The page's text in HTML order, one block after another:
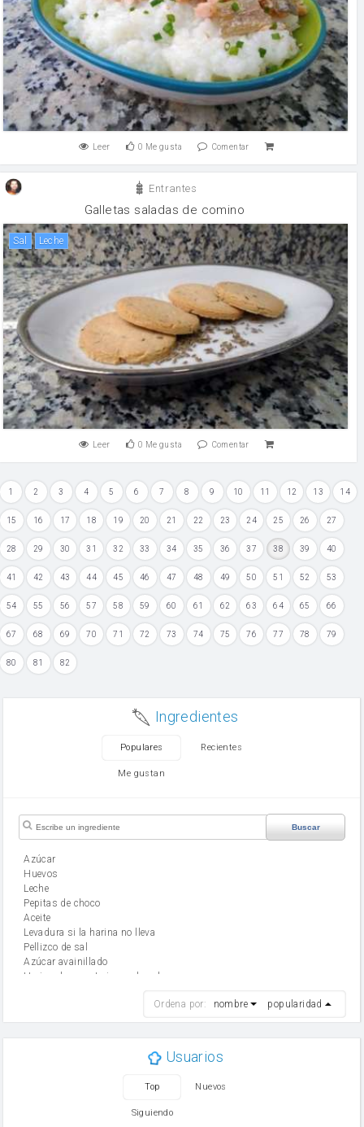
Leer 0 Me gusta Comentar
Entrantes
Galletas saladas de comino
sal leche
Leer 0 Me gusta Comentar
1 2 3 4 5 6 7 8 9 10 11 12 13 14
15 16 17 18 19 20 21 22 23 24 25 26 27
28 29 30 31 32 33 34 35 36 37 38 39 40
41 42 43 44 45 46 47 48 49 50 51 52 53
54 55 56 57 58 59 60 61 62 63 64 65 66
67 68 69 70 71 72 73 74 75 76 77 78 79
80 81 82
Ingredientes
Populares Recientes
Me gustan
Buscar
Azúcar
huevos
leche
Pepitas de choco
aceite
Levadura si la harina no lleva
Pellizco de sal
Azúcar avainillado
Harina de reposteria con levadura
mantequilla
Ordena por: nombre popularidad
Usuarios
Top Nuevos
Siguiendo